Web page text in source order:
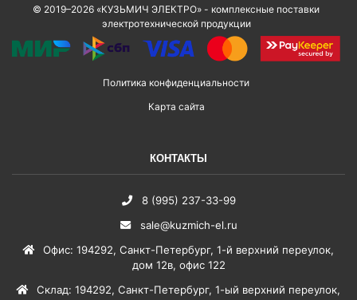
© 2019–2026 «КУЗЬМИЧ ЭЛЕКТРО» - комплексные поставки
электротехнической продукции
Политика конфиденциальности
Карта сайта
КОНТАКТЫ
8 (995) 237-33-99
sale@kuzmich-el.ru
Офис: 194292, Санкт-Петербург, 1-й верхний переулок,
дом 12в, офис 122
Склад: 194292, Санкт-Петербург, 1-ый верхний переулок,